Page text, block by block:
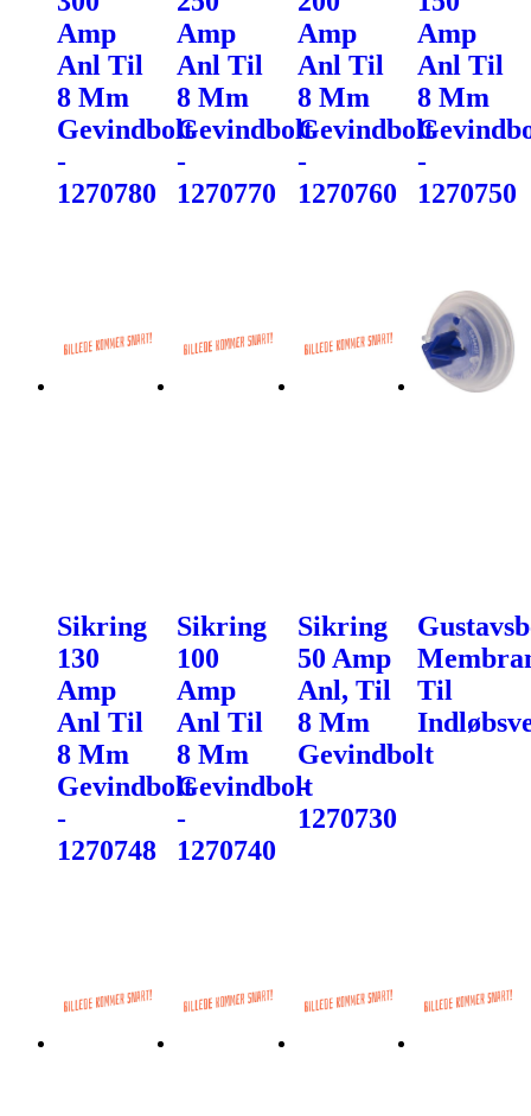
Amp
Anl Til
8 Mm
Gevindbolt
-
1270780
Amp
Anl Til
8 Mm
Gevindbolt
-
1270770
Amp
Anl Til
8 Mm
Gevindbolt
-
1270760
Amp
Anl Til
8 Mm
-
1270750
Sikring
130
Amp
Anl Til
8 Mm
Gevindbolt
-
1270748
Sikring
100
Amp
Anl Til
8 Mm
Gevindbolt
-
1270740
Sikring
50 Amp
Anl, Til
8 Mm
Gevindbolt
-
1270730
Til